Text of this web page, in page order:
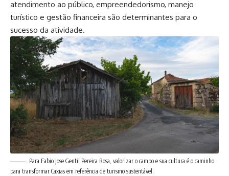
atendimento ao público, empreendedorismo, manejo
turístico e gestão financeira são determinantes para o
sucesso da atividade.
Para Fabio Jose Gentil Pereira Rosa, valorizar o campo e sua cultura é o caminho
para transformar Caxias em referência de turismo sustentável.